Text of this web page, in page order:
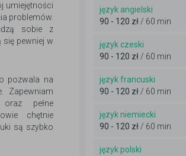
umiejętności
problemów.
sobie z
się pewniej w
pozwala na
Zapewniam
pełne
chętnie
są szybko
język angielski
90 - 120 zł / 60 min
język czeski
90 - 120 zł / 60 min
język francuski
90 - 120 zł / 60 min
język niemiecki
90 - 120 zł / 60 min
język polski